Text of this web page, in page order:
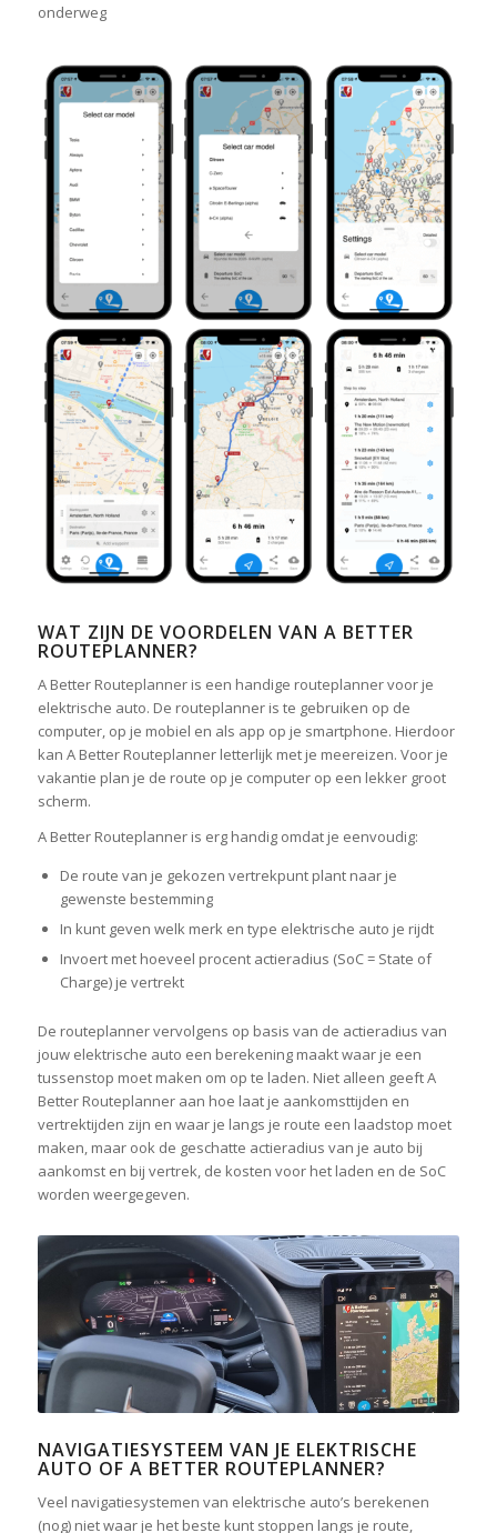
onderweg
WAT ZIJN DE VOORDELEN VAN A BETTER
ROUTEPLANNER?
A Better Routeplanner is een handige routeplanner voor je
elektrische auto. De routeplanner is te gebruiken op de
computer, op je mobiel en als app op je smartphone. Hierdoor
kan A Better Routeplanner letterlijk met je meereizen. Voor je
vakantie plan je de route op je computer op een lekker groot
scherm.
A Better Routeplanner is erg handig omdat je eenvoudig:
De route van je gekozen vertrekpunt plant naar je
gewenste bestemming
In kunt geven welk merk en type elektrische auto je rijdt
Invoert met hoeveel procent actieradius (SoC = State of
Charge) je vertrekt
De routeplanner vervolgens op basis van de actieradius van
jouw elektrische auto een berekening maakt waar je een
tussenstop moet maken om op te laden. Niet alleen geeft A
Better Routeplanner aan hoe laat je aankomsttijden en
vertrektijden zijn en waar je langs je route een laadstop moet
maken, maar ook de geschatte actieradius van je auto bij
aankomst en bij vertrek, de kosten voor het laden en de SoC
worden weergegeven.
NAVIGATIESYSTEEM VAN JE ELEKTRISCHE
AUTO OF A BETTER ROUTEPLANNER?
Veel navigatiesystemen van elektrische auto’s berekenen
(nog) niet waar je het beste kunt stoppen langs je route,